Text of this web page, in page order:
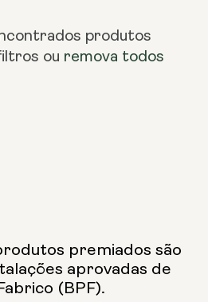
produtos
ou remova todos
premiados são
aprovadas de
(BPF).